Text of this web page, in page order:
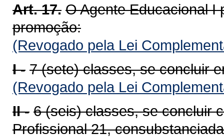
Art. 17. O Agente Educacional I
promoção:
(Revogado pela Lei
I - 7 (sete) classes, se concluir
(Revogado pela Lei
II - 6 (seis) classes, se concluir
Profissional 21,